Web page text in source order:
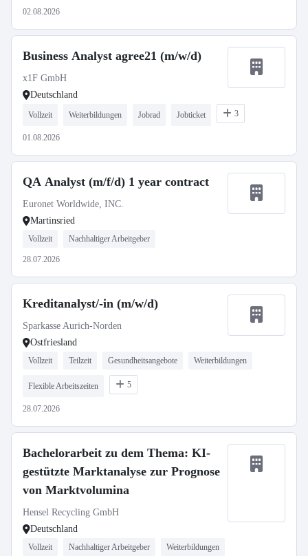
02.08.2026
Business Analyst agree21 (m/w/d)
x1F GmbH
Deutschland
Vollzeit Weiterbildungen Jobrad Jobticket 3
01.08.2026
QA Analyst (m/f/d) 1 year contract
Euronet Worldwide, INC.
Martinsried
Vollzeit Nachhaltiger Arbeitgeber
28.07.2026
Kreditanalyst/-in (m/w/d)
Sparkasse Aurich-Norden
Ostfriesland
Vollzeit Teilzeit Gesundheitsangebote Weiterbildungen
Flexible Arbeitszeiten 5
28.07.2026
Bachelorarbeit zu dem Thema: KI-
gestützte Marktanalyse zur Prognose
von Marktvolumina
Hensel Recycling GmbH
Deutschland
Vollzeit Nachhaltiger Arbeitgeber Weiterbildungen